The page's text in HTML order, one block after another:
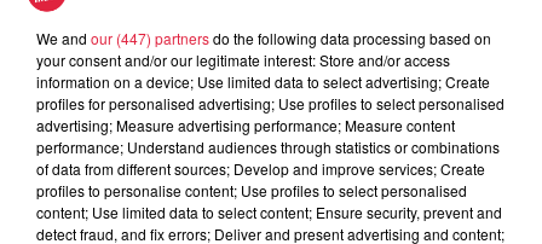
We and our (447) partnersdo the following data processing based on
your consent and/or our legitimate interest: Store and/or access
information on a device; Use limited data to select advertising; Create
profiles for personalised advertising; Use profiles to select personalised
advertising; Measure advertising performance; Measure content
performance; Understand audiences through statistics or combinations
of data from different sources; Develop and improve services; Create
profiles to personalise content; Use profiles to select personalised
content; Use limited data to select content; Ensure security, prevent and
detect fraud, and fix errors; Deliver and present advertising and content;